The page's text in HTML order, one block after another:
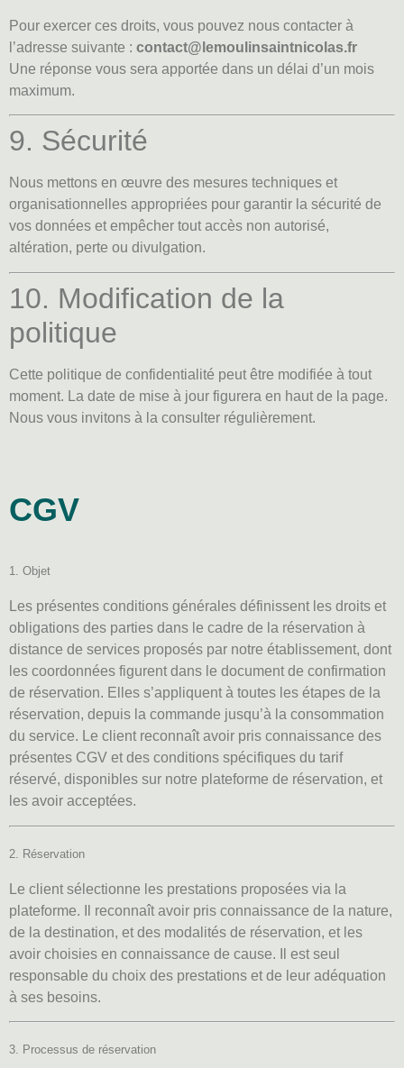
Pour exercer ces droits, vous pouvez nous contacter à
l’adresse suivante : contact@lemoulinsaintnicolas.fr
Une réponse vous sera apportée dans un délai d’un mois
maximum.
9. Sécurité
Nous mettons en œuvre des mesures techniques et
organisationnelles appropriées pour garantir la sécurité de
vos données et empêcher tout accès non autorisé,
altération, perte ou divulgation.
10. Modification de la
politique
Cette politique de confidentialité peut être modifiée à tout
moment. La date de mise à jour figurera en haut de la page.
Nous vous invitons à la consulter régulièrement.
CGV
1. Objet
Les présentes conditions générales définissent les droits et
obligations des parties dans le cadre de la réservation à
distance de services proposés par notre établissement, dont
les coordonnées figurent dans le document de confirmation
de réservation. Elles s’appliquent à toutes les étapes de la
réservation, depuis la commande jusqu’à la consommation
du service. Le client reconnaît avoir pris connaissance des
présentes CGV et des conditions spécifiques du tarif
réservé, disponibles sur notre plateforme de réservation, et
les avoir acceptées.
2. Réservation
Le client sélectionne les prestations proposées via la
plateforme. Il reconnaît avoir pris connaissance de la nature,
de la destination, et des modalités de réservation, et les
avoir choisies en connaissance de cause. Il est seul
responsable du choix des prestations et de leur adéquation
à ses besoins.
3. Processus de réservation